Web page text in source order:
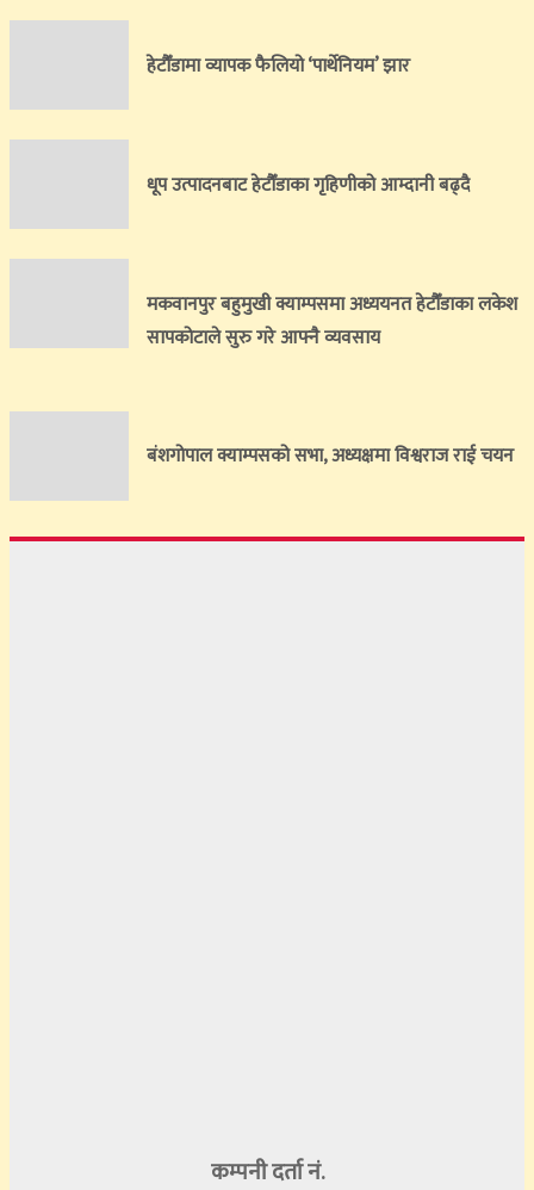
हेटौँडामा व्यापक फैलियो ‘पार्थेनियम’ झार
धूप उत्पादनबाट हेटौँडाका गृहिणीको आम्दानी बढ्दै
मकवानपुर बहुमुखी क्याम्पसमा अध्ययनत हेटौँडाका लकेश
सापकोटाले सुरु गरे आफ्नै व्यवसाय
बंशगोपाल क्याम्पसको सभा, अध्यक्षमा विश्वराज राई चयन
कम्पनी दर्ता नं.